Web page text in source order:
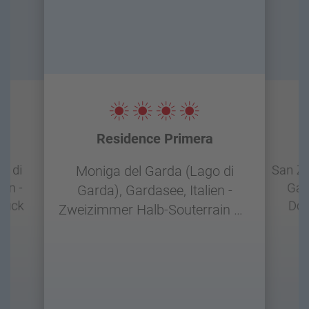
di
-
Residence Primera
Moniga del Garda (Lago di
Garda), Gardasee, Italien -
Zweizimmer Halb-Souterrain D2
San